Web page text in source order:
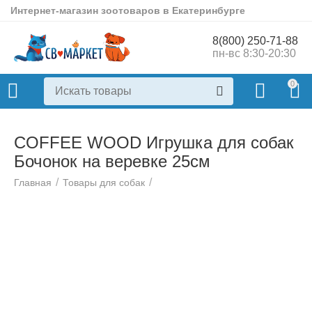
Интернет-магазин зоотоваров в Екатеринбурге
8(800) 250-71-88
пн-вс 8:30-20:30
0
COFFEE WOOD Игрушка для собак
Бочонок на веревке 25см
Главная / Товары для собак /